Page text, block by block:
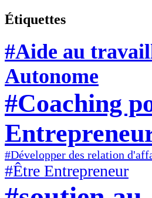
Étiquettes
#Aide au
Autonome
#Coaching
#Développer des relation
#Être Entrepreneur